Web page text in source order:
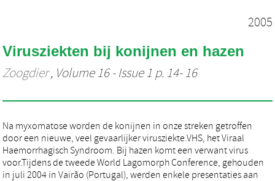
2005
Virusziekten bij konijnen en hazen
Zoogdier, Volume 16 - Issue 1 p. 14- 16
Na myxomatose worden de konijnen in onze streken getroffen
door een nieuwe, veel gevaarlijker virusziekte.VHS, het Viraal
Haemorrhagisch Syndroom. Bij hazen komt een verwant virus
voor.Tijdens de tweede World Lagomorph Conference, gehouden
in juli 2004 in Vairão (Portugal), werden enkele presentaties aan